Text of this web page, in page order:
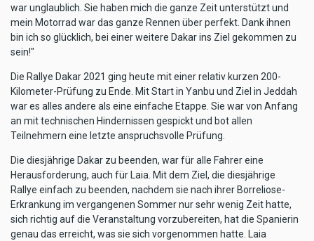
war unglaublich. Sie haben mich die ganze Zeit unterstützt und
mein Motorrad war das ganze Rennen über perfekt. Dank ihnen
bin ich so glücklich, bei einer weitere Dakar ins Ziel gekommen zu
sein!"
Die Rallye Dakar 2021 ging heute mit einer relativ kurzen 200-
Kilometer-Prüfung zu Ende. Mit Start in Yanbu und Ziel in Jeddah
war es alles andere als eine einfache Etappe. Sie war von Anfang
an mit technischen Hindernissen gespickt und bot allen
Teilnehmern eine letzte anspruchsvolle Prüfung.
Die diesjährige Dakar zu beenden, war für alle Fahrer eine
Herausforderung, auch für Laia. Mit dem Ziel, die diesjährige
Rallye einfach zu beenden, nachdem sie nach ihrer Borreliose-
Erkrankung im vergangenen Sommer nur sehr wenig Zeit hatte,
sich richtig auf die Veranstaltung vorzubereiten, hat die Spanierin
genau das erreicht, was sie sich vorgenommen hatte. Laia